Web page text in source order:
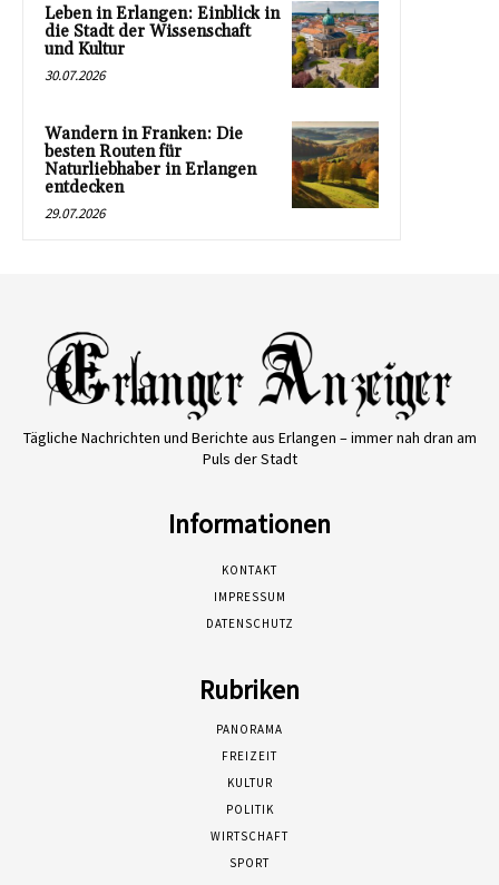
Leben in Erlangen: Einblick in
die Stadt der Wissenschaft
und Kultur
30.07.2026
Wandern in Franken: Die
besten Routen für
Naturliebhaber in Erlangen
entdecken
29.07.2026
Tägliche Nachrichten und Berichte aus Erlangen – immer nah dran am
Puls der Stadt
Informationen
KONTAKT
IMPRESSUM
DATENSCHUTZ
Rubriken
PANORAMA
FREIZEIT
KULTUR
POLITIK
WIRTSCHAFT
SPORT